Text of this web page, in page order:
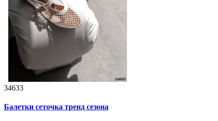
34633
Балетки сеточка тренд сезона